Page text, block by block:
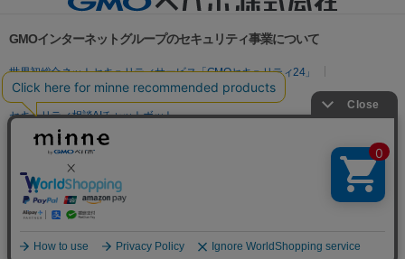
GMOインターネットグループのセキュリティ事業について
世界初総合ネットセキュリティサービス「GMOセキュリティ24」
パスワード漏洩診断
Webサイトリスク診断
セキュリティ相談AIチャットボット
実在証明・盗聴対策
サイバー攻撃対策（GMO Flatt Security）
セキュリティ事業の軌跡